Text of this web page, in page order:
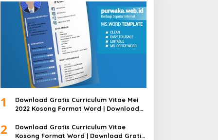
1
Download Gratis Curriculum Vitae Mei
2022 Kosong Format Word | Download
Bisa Diedit
2
Download Gratis Curriculum Vitae
Kosong Format Word | Download Gratis